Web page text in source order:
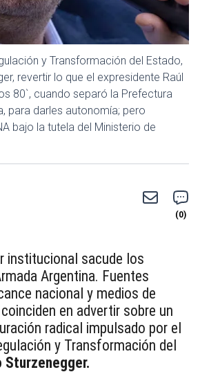
y Transformación del Estado,
revertir lo que el expresidente Raúl
80`, cuando separó la Prefectura
para darles autonomía; pero
bajo la tutela del Ministerio de
institucional sacude los
Argentina. Fuentes
nacional y medios de
en advertir sobre un
radical impulsado por el
y Transformación del
Sturzenegger.